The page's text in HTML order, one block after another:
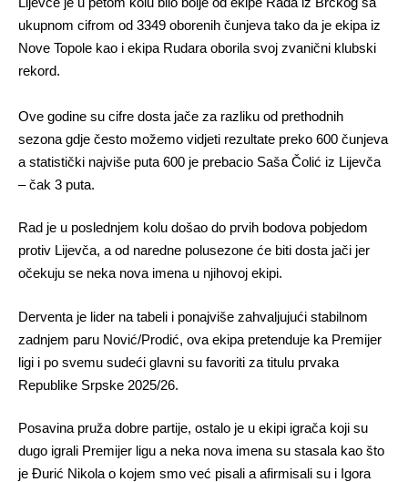
ukupnom cifrom od 3349 oborenih čunjeva tako da je ekipa iz
Nove Topole kao i ekipa Rudara oborila svoj zvanični klubski
rekord.
Ove godine su cifre dosta jače za razliku od prethodnih
sezona gdje često možemo vidjeti rezultate preko 600 čunjeva
a statistički najviše puta 600 je prebacio Saša Čolić iz Lijevča
– čak 3 puta.
Rad je u poslednjem kolu došao do prvih bodova pobjedom
protiv Lijevča, a od naredne polusezone će biti dosta jači jer
očekuju se neka nova imena u njihovoj ekipi.
Derventa je lider na tabeli i ponajviše zahvaljujući stabilnom
zadnjem paru Nović/Prodić, ova ekipa pretenduje ka Premijer
ligi i po svemu sudeći glavni su favoriti za titulu prvaka
Republike Srpske 2025/26.
Posavina pruža dobre partije, ostalo je u ekipi igrača koji su
dugo igrali Premijer ligu a neka nova imena su stasala kao što
je Đurić Nikola o kojem smo već pisali a afirmisali su i Igora